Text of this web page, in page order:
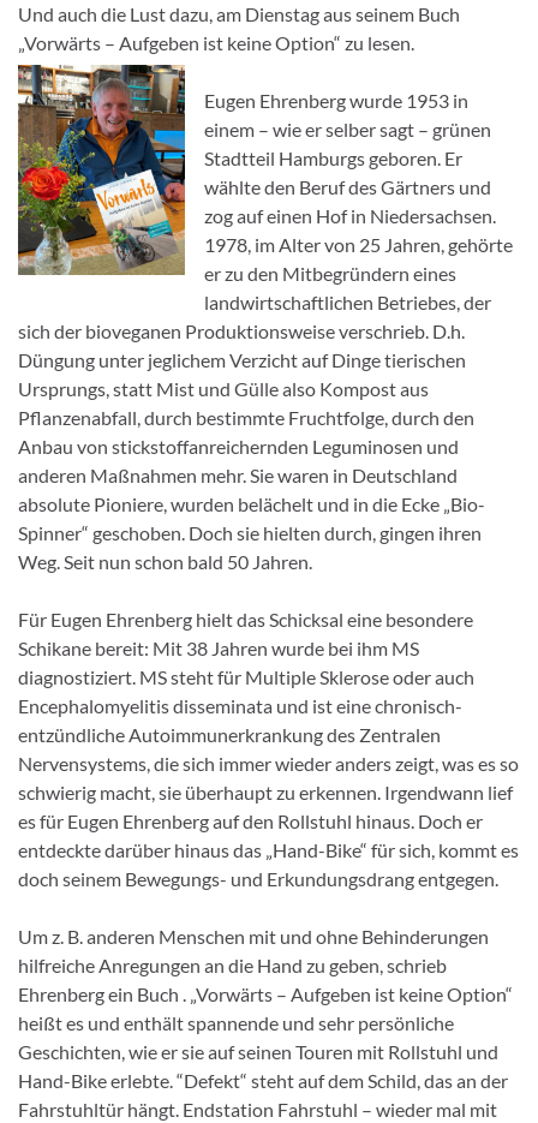
Und auch die Lust dazu, am Dienstag aus seinem Buch
„Vorwärts – Aufgeben ist keine Option“ zu lesen.
Eugen Ehrenberg wurde 1953 in
einem – wie er selber sagt – grünen
Stadtteil Hamburgs geboren. Er
wählte den Beruf des Gärtners und
zog auf einen Hof in Niedersachsen.
1978, im Alter von 25 Jahren, gehörte
er zu den Mitbegründern eines
landwirtschaftlichen Betriebes, der
sich der bioveganen Produktionsweise verschrieb. D.h.
Düngung unter jeglichem Verzicht auf Dinge tierischen
Ursprungs, statt Mist und Gülle also Kompost aus
Pflanzenabfall, durch bestimmte Fruchtfolge, durch den
Anbau von stickstoffanreichernden Leguminosen und
anderen Maßnahmen mehr. Sie waren in Deutschland
absolute Pioniere, wurden belächelt und in die Ecke „Bio-
Spinner“ geschoben. Doch sie hielten durch, gingen ihren
Weg. Seit nun schon bald 50 Jahren.
Für Eugen Ehrenberg hielt das Schicksal eine besondere
Schikane bereit: Mit 38 Jahren wurde bei ihm MS
diagnostiziert. MS steht für Multiple Sklerose oder auch
Encephalomyelitis disseminata und ist eine chronisch-
entzündliche Autoimmunerkrankung des Zentralen
Nervensystems, die sich immer wieder anders zeigt, was es so
schwierig macht, sie überhaupt zu erkennen. Irgendwann lief
es für Eugen Ehrenberg auf den Rollstuhl hinaus. Doch er
entdeckte darüber hinaus das „Hand-Bike“ für sich, kommt es
doch seinem Bewegungs- und Erkundungsdrang entgegen.
Um z. B. anderen Menschen mit und ohne Behinderungen
hilfreiche Anregungen an die Hand zu geben, schrieb
Ehrenberg ein Buch . „Vorwärts – Aufgeben ist keine Option“
heißt es und enthält spannende und sehr persönliche
Geschichten, wie er sie auf seinen Touren mit Rollstuhl und
Hand-Bike erlebte. “Defekt“ steht auf dem Schild, das an der
Fahrstuhltür hängt. Endstation Fahrstuhl – wieder mal mit